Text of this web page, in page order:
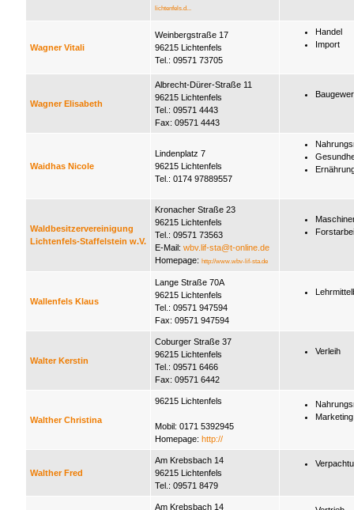
lichtenfels.d...
Wagner Vitali
Weinbergstraße 17
96215 Lichtenfels
Tel.: 09571 73705
Handel
Import
Wagner Elisabeth
Albrecht-Dürer-Straße 11
96215 Lichtenfels
Tel.: 09571 4443
Fax: 09571 4443
Waidhas Nicole
Lindenplatz 7
96215 Lichtenfels
Tel.: 0174 97889557
Waldbesitzervereinigung
Lichtenfels-Staffelstein w.V.
Kronacher Straße 23
96215 Lichtenfels
Tel.: 09571 73563
E-Mail: wbv.lif-sta@t-online.de
Homepage: http://www.wbv-lif-sta.de
Wallenfels Klaus
Lange Straße 70A
96215 Lichtenfels
Tel.: 09571 947594
Fax: 09571 947594
Walter Kerstin
Coburger Straße 37
96215 Lichtenfels
Tel.: 09571 6466
Fax: 09571 6442
Verleih
Walther Christina
96215 Lichtenfels
Mobil: 0171 5392945
Homepage: http://
Marketing
Walther Fred
Am Krebsbach 14
96215 Lichtenfels
Tel.: 09571 8479
Am Krebsbach 14